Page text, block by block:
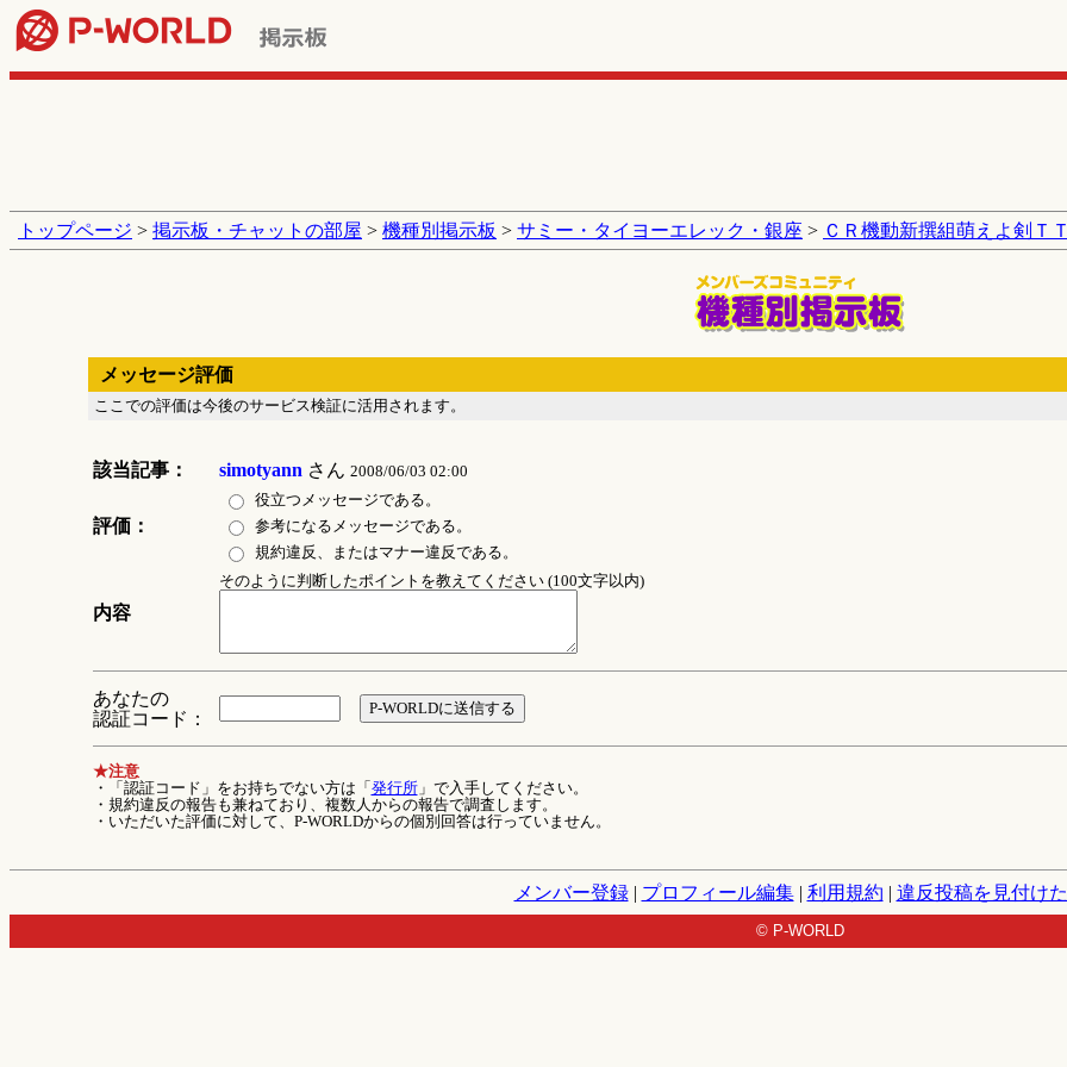
トップページ > 掲示板・チャットの部屋 > 機種別掲示板 > サミー・タイヨーエレック・銀座 > ＣＲ機動新撰組萌えよ剣Ｔ
メッセージ評価
ここでの評価は今後のサービス検証に活用されます。
該当記事： simotyann さん 2008/06/03 02:00
評価：
役立つメッセージである。
参考になるメッセージである。
規約違反、またはマナー違反である。
内容
そのように判断したポイントを教えてください (100文字以内)
あなたの
認証コード：
★注意
・「認証コード」をお持ちでない方は「 発行所」で入手してください。
・規約違反の報告も兼ねており、複数人からの報告で調査します。
・いただいた評価に対して、P-WORLDからの個別回答は行っていません。
メンバー登録| プロフィール編集| 利用規約 | 違反投稿を見付け
© P-WORLD